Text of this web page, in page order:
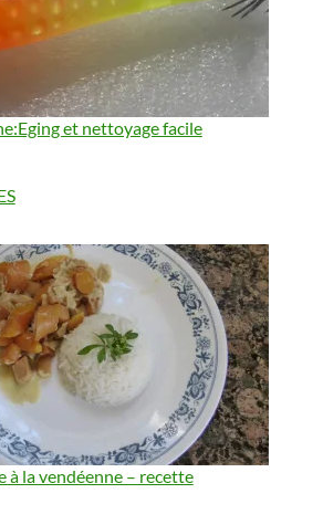
et nettoyage facile
à la vendéenne – recette